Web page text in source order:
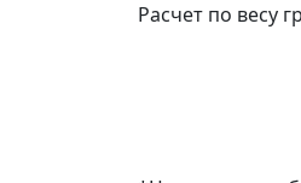
Расчет по весу